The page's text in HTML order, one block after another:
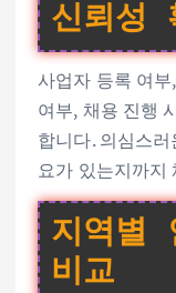
신뢰성
사업자 등록 여
여부, 채용 진행
합니다. 의심스
요가 있는지까지
지역별
비교